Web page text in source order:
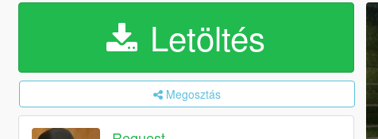
Letöltés
Megosztás